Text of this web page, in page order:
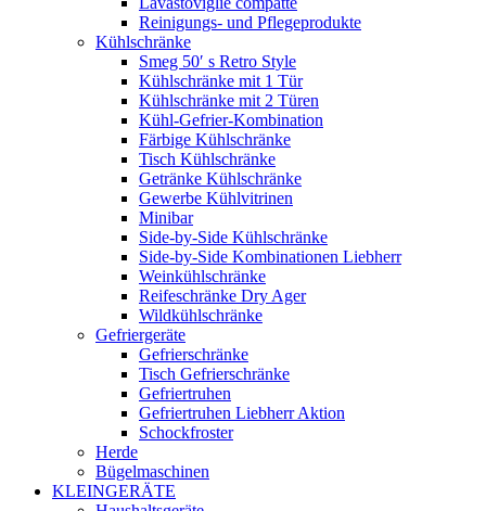
Reinigungs- und Pflegeprodukte
Kühlschränke
Smeg 50′ s Retro Style
Kühlschränke mit 1 Tür
Kühlschränke mit 2 Türen
Kühl-Gefrier-Kombination
Färbige Kühlschränke
Tisch Kühlschränke
Getränke Kühlschränke
Gewerbe Kühlvitrinen
Minibar
Side-by-Side Kühlschränke
Side-by-Side Kombinationen Liebherr
Weinkühlschränke
Reifeschränke Dry Ager
Wildkühlschränke
Gefriergeräte
Gefrierschränke
Tisch Gefrierschränke
Gefriertruhen
Gefriertruhen Liebherr Aktion
Schockfroster
Herde
Bügelmaschinen
KLEINGERÄTE